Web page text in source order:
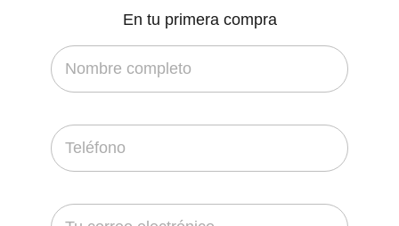
1,900.00
Barra Iluminada de Acrílico para Barra (Renta)
En tu primera compra